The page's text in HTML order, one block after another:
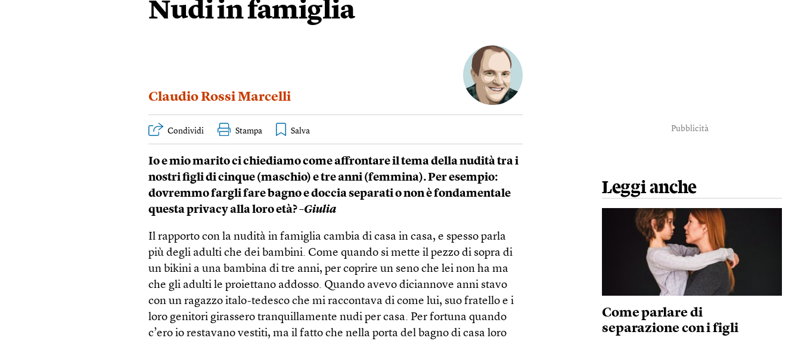
Nudi in famiglia
Claudio Rossi Marcelli
Condividi Stampa
Io e mio marito ci chiediamo come affrontare il tema della nudità tra i
nostri figli di cinque (maschio) e tre anni (femmina). Per esempio:
dovremmo fargli fare bagno e doccia separati o non è fondamentale
questa privacy alla loro età?–Giulia
Il rapporto con la nudità in famiglia cambia di casa in casa, e spesso parla
più degli adulti che dei bambini. Come quando si mette il pezzo di sopra di
un bikini a una bambina di tre anni, per coprire un seno che lei non ha ma
che gli adulti le proiettano addosso. Quando avevo diciannove anni stavo
con un ragazzo italo-tedesco che mi raccontava di come lui, suo fratello e i
loro genitori girassero tranquillamente nudi per casa. Per fortuna quando
c’ero io restavano vestiti, ma il fatto che nella porta del bagno di casa loro
Pubblicità
Leggi anche
Come parlare di
separazione con i figli